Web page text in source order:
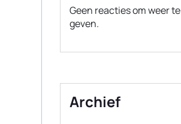
Geen reacties om weer te
geven.
Archief